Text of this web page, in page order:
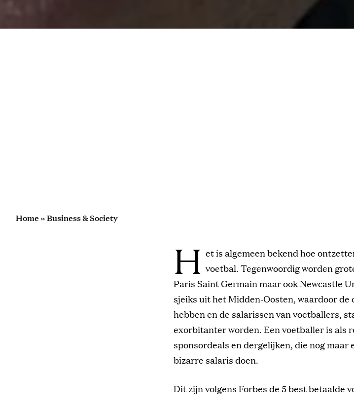
Home»Business & Society
H et is algemeen bekend hoe
voetbal. Tegenwoordig worden
Paris Saint Germain maar ook Newcastle
sjeiks uit het Midden-Oosten, waardoor de
hebben en de salarissen van voetballers,
exorbitanter worden. Een voetballer is als
sponsordeals en dergelijken, die nog maar
bizarre salaris doen.
Dit zijn volgens Forbes de 5 best betaalde